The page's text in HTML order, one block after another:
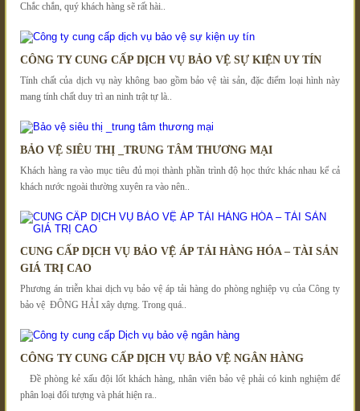
Chắc chắn, quý khách hàng sẽ rất hài..
CÔNG TY CUNG CẤP DỊCH VỤ BẢO VỆ SỰ KIỆN UY TÍN
Tính chất của dịch vụ này không bao gồm bảo vệ tài sản, đặc điểm loại hình này
mang tính chất duy trì an ninh trật tự là..
BẢO VỆ SIÊU THỊ _TRUNG TÂM THƯƠNG MẠI
Khách hàng ra vào mục tiêu đủ mọi thành phần trình độ học thức khác nhau kể cả
khách nước ngoài thường xuyên ra vào nên..
CUNG CẤP DỊCH VỤ BẢO VỆ ÁP TẢI HÀNG HÓA – TÀI SẢN
GIÁ TRỊ CAO
Phương án triễn khai dịch vụ bảo vệ áp tải hàng do phòng nghiệp vụ của Công ty
bảo vệ ĐÔNG HẢI xây dựng. Trong quá..
CÔNG TY CUNG CẤP DỊCH VỤ BẢO VỆ NGÂN HÀNG
Đề phòng kẻ xấu đội lốt khách hàng, nhân viên bảo vệ phải có kinh nghiệm để
phân loại đối tượng và phát hiện ra..